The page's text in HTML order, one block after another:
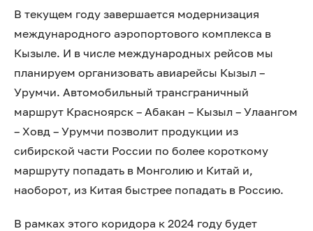
В текущем году завершается модернизация
международного аэропортового комплекса в
Кызыле. И в числе международных рейсов мы
планируем организовать авиарейсы Кызыл –
Урумчи. Автомобильный трансграничный
маршрут Красноярск – Абакан – Кызыл – Улаангом
– Ховд – Урумчи позволит продукции из
сибирской части России по более короткому
маршруту попадать в Монголию и Китай и,
наоборот, из Китая быстрее попадать в Россию.
В рамках этого коридора к 2024 году будет